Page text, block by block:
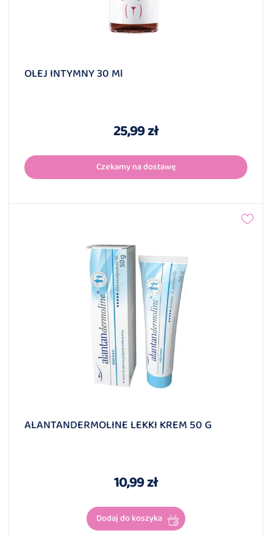
OLEJ INTYMNY 30 Ml
25,99 zł
Czekamy na dostawę
ALANTANDERMOLINE LEKKI KREM 50 G
10,99 zł
Dodaj do koszyka